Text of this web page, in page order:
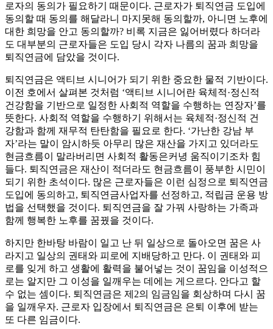
로자의 동의가 필요하기 때문이다. 근로자가 퇴직연금 도입에
동의할 때 동의를 해달라니 마지못해 동의할까, 아니면 노후에
대한 희망을 안고 동의할까? 비록 지금은 잃어버렸다 하더라
도 대부분의 근로자들은 도입 당시 각자 나름의 꿈과 희망을
퇴직연금에 담았을 것이다.
퇴직연금은 액티브 시니어가 되기 위한 중요한 물적 기반이다.
이전 호에서 살펴본 것처럼 ‘액티브 시니어란 육체적·정신적
건강함을 기반으로 일정한 사회적 역할을 수행하는 연장자’를
뜻한다. 사회적 역할을 수행하기 위해서는 육체적·정신적 건
강함과 함께 재무적 탄탄함을 필요로 한다. ‘가난한 강남 부
자’라는 말이 암시하듯 아무리 많은 재산을 가지고 있더라도
현금흐름이 말라버리면 사회적 활동은커녕 움직이기조차 힘
들다. 퇴직연금은 재산이 적더라도 현금흐름이 풍부한 시민이
되기 위한 초석이다. 많은 근로자들은 이런 심정으로 퇴직연금
도입에 동의하고, 퇴직연금사업자를 선정하고, 적립금 운용 방
법을 선택했을 것이다. 퇴직연금을 잘 가꿔 사랑하는 가족과
함께 행복한 노후를 꿈꿨을 것이다.
하지만 한바탕 바람이 일고 난 뒤 일상으로 돌아오면 꿈은 사
라지고 일상의 권태와 피로에 지배당하고 만다. 이 권태와 피
로를 잊게 하고 생활에 활력을 불어넣는 것이 꿈임을 이성적으
로는 알지만 그 이성을 일깨우는 데에는 게으르다. 안다고 할
수 없는 셈이다. 퇴직연금은 제2의 임금임을 회상하며 다시 꿈
을 일깨우자. 근로자 입장에서 퇴직연금은 은퇴 이후에 받는
또 다른 임금이다.